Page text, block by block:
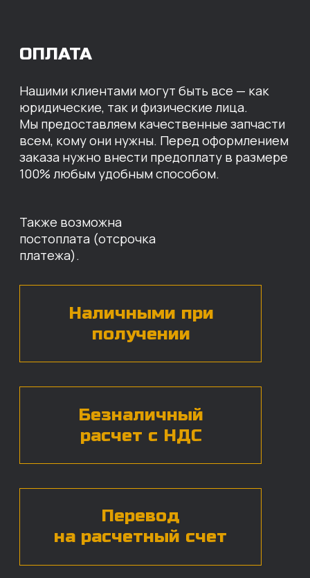
ИНДИВИДУАЛЬНЫЕ
УСЛОВИЯ НА СТОИМОСТЬ
НАШИХ ЗАПЧАСТЕЙ
Оставьте свои контактные данные,
наши специалисты свяжутся с вами,
назовут цены и проконсультируют
по нужным деталям.
БЕСПЛАТНАЯ КОНСУЛЬТАЦИЯ
Нажимая на кнопку, вы даете согласие на обработку